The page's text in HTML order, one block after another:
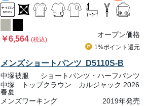
￥6,564(税込)
オープン価格
1%ポイント 還元
メンズショートパンツ D5110S-B
中塚被服
ショートパンツ・ハーフパンツ
中塚 トップクラウン カルジャック 2026
春夏
メンズワーキング
2019年発売